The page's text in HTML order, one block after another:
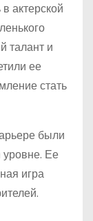
актерской
талант и
ее
стать
были
уровне. Ее
игра